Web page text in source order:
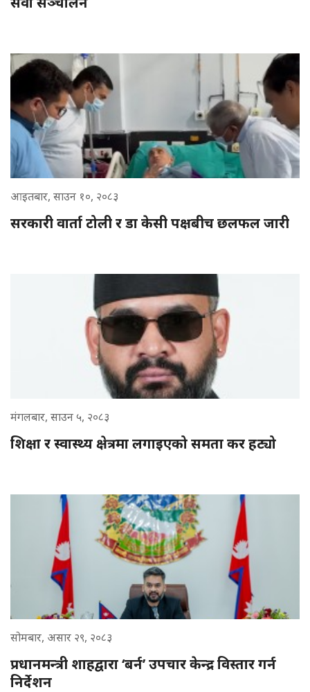
आइतबार, साउन १०, २०८३
सरकारी वार्ता टोली र डा केसी पक्षबीच छलफल जारी
मंगलबार, साउन ५, २०८३
शिक्षा र स्वास्थ्य क्षेत्रमा लगाइएको समता कर हट्यो
सोमबार, असार २९, २०८३
प्रधानमन्त्री शाहद्वारा ‘बर्न’ उपचार केन्द्र विस्तार गर्न
निर्देशन